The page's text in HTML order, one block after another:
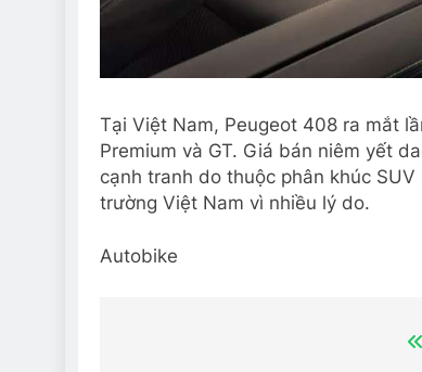
Tại Việt Nam, Peugeot 408 ra mắt
Premium và GT. Giá bán niêm yết
cạnh tranh do thuộc phân khúc
trường Việt Nam vì nhiều lý do.
Autobike